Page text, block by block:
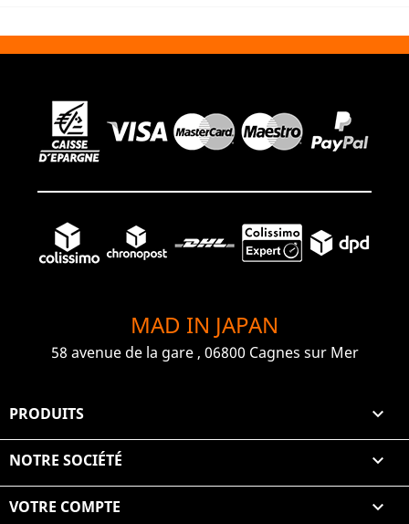
MAD IN JAPAN
58 avenue de la gare , 06800 Cagnes sur Mer
PRODUITS 
NOTRE SOCIÉTÉ 
VOTRE COMPTE 